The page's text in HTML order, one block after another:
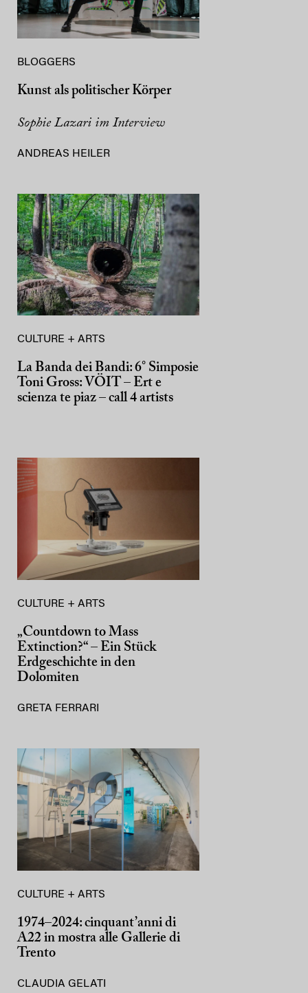
BLOGGERS
Kunst als politischer Körper
Sophie Lazari im Interview
ANDREAS HEILER
CULTURE + ARTS
La Banda dei Bandi: 6° Simposie
Toni Gross: VÖIT – Ert e
scienza te piaz – call 4 artists
CULTURE + ARTS
„Countdown to Mass
Extinction?“ – Ein Stück
Erdgeschichte in den
Dolomiten
GRETA FERRARI
CULTURE + ARTS
1974–2024: cinquant’anni di
A22 in mostra alle Gallerie di
Trento
CLAUDIA GELATI